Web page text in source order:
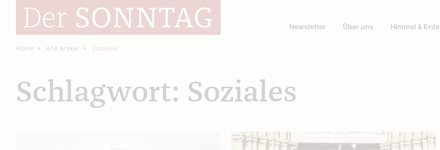
Newsletter Über uns Himmel & Erde
Home Alle Artikel Soziales
Schlagwort: Soziales